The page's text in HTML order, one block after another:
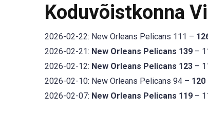
Koduvõistkonna
2026-02-22: New Orleans Pelicans 111 –
2026-02-21: New Orleans Pelicans 139 –
2026-02-12: New Orleans Pelicans 123 –
2026-02-10: New Orleans Pelicans 94 –
2026-02-07: New Orleans Pelicans 119 –